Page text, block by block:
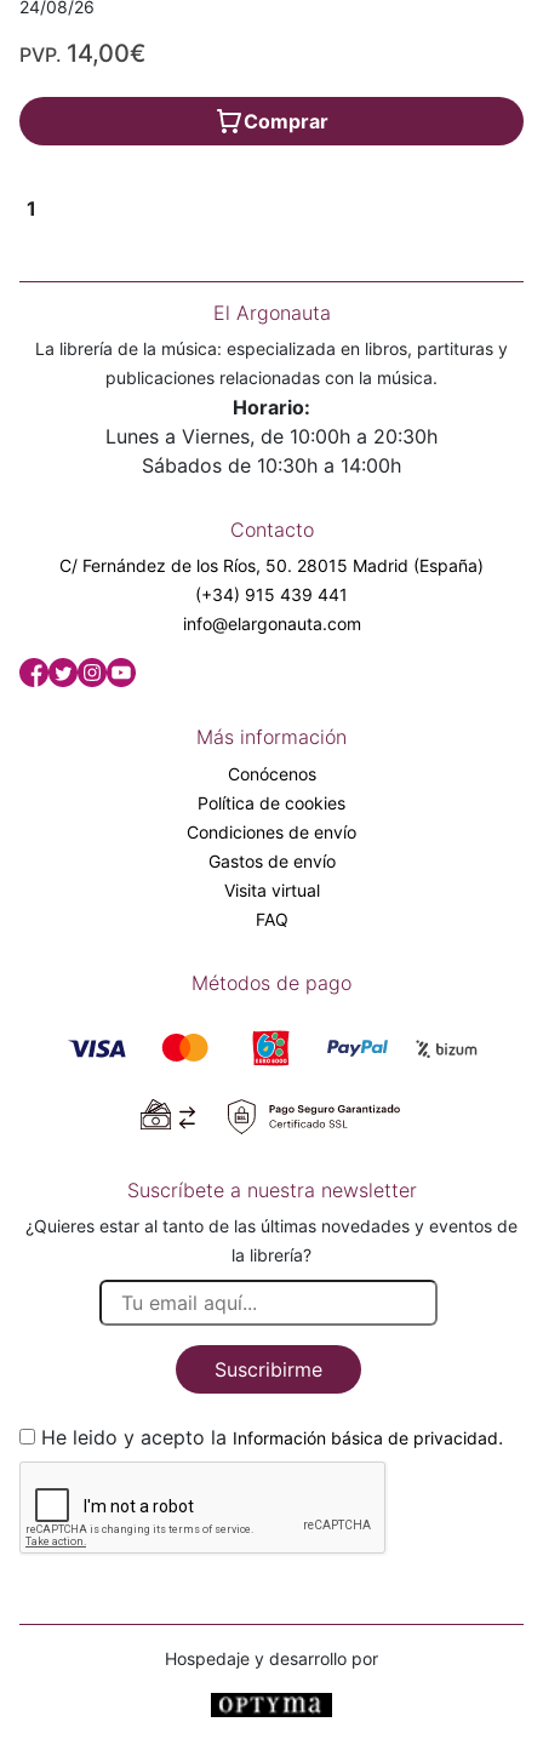
24/08/26
PVP. 14,00€
Comprar
1
El Argonauta
La librería de la música: especializada en libros, partituras y
publicaciones relacionadas con la música.
Horario:
Lunes a Viernes, de 10:00h a 20:30h
Sábados de 10:30h a 14:00h
Contacto
C/ Fernández de los Ríos, 50. 28015 Madrid (España)
(+34) 915 439 441
info@elargonauta.com
Más información
Conócenos
Política de cookies
Condiciones de envío
Gastos de envío
Visita virtual
FAQ
Métodos de pago
Suscríbete a nuestra newsletter
¿Quieres estar al tanto de las últimas novedades y eventos de
la librería?
Suscribirme
He leido y acepto la Información básica de privacidad.
Hospedaje y desarrollo por